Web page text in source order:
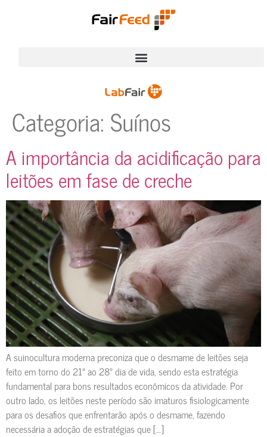
Categoria:Suínos
A importância da acidificação para
leitões em fase de creche
A suinocultura moderna preconiza que o desmame de leitões seja
feito em torno do 21° ao 28° dia de vida, sendo esta estratégia
fundamental para bons resultados econômicos da atividade. Por
outro lado, os leitões neste período são imaturos fisiologicamente
para os desafios que enfrentarão após o desmame, fazendo
necessária a adoção de estratégias que […]